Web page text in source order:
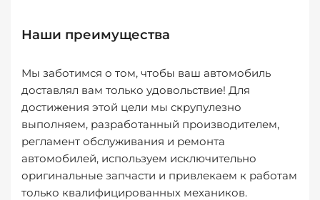
Наши преимущества
Мы заботимся о том, чтобы ваш автомобиль
доставлял вам только удовольствие! Для
достижения этой цели мы скрупулезно
выполняем, разработанный производителем,
регламент обслуживания и ремонта
автомобилей, используем исключительно
оригинальные запчасти и привлекаем к работам
только квалифицированных механиков.